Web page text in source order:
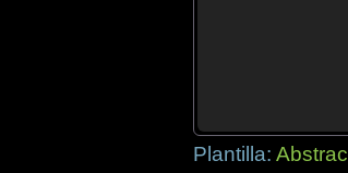
Plantilla: